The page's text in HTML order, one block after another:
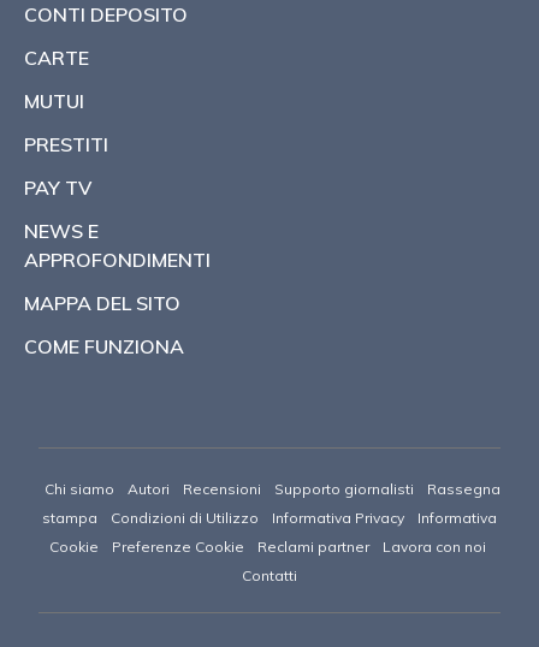
CONTI DEPOSITO
CARTE
MUTUI
PRESTITI
PAY TV
NEWS E
APPROFONDIMENTI
MAPPA DEL SITO
COME FUNZIONA
Chi siamo Autori Recensioni Supporto giornalisti
Rassegna
stampa
Condizioni di Utilizzo Informativa Privacy
Informativa
Cookie
Preferenze Cookie Reclami partner
Lavora con noi
Contatti